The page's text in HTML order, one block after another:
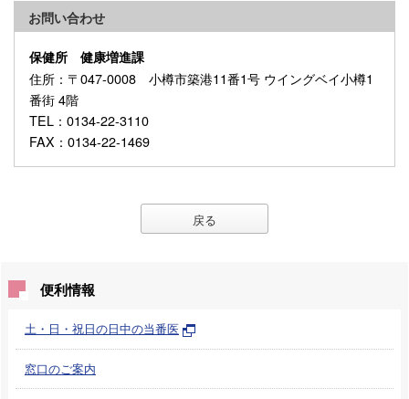
お問い合わせ
保健所 健康増進課
住所 ：〒047-0008 小樽市築港11番1号 ウイングベイ小樽1
番街 4階
TEL ：0134-22-3110
FAX ：0134-22-1469
戻る
便利情報
土・日・祝日の日中の当番医
窓口のご案内